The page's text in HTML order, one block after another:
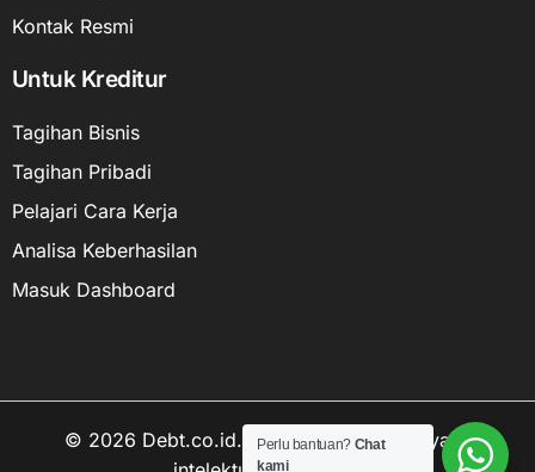
Kontak Resmi
Untuk Kreditur
Tagihan Bisnis
Tagihan Pribadi
Pelajari Cara Kerja
Analisa Keberhasilan
Masuk Dashboard
© 2026 Debt.co.id. Hak cipta data kekayaan
Perlu bantuan? Chat
kami